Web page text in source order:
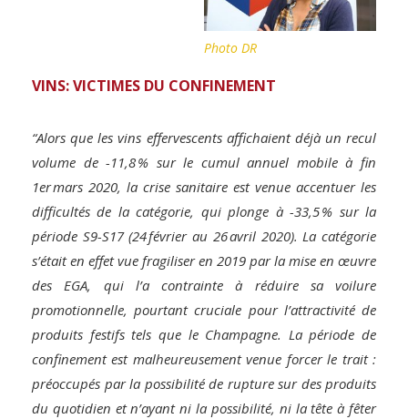
Photo DR
VINS: VICTIMES DU CONFINEMENT
“Alors que les vins effervescents affichaient déjà un recul
volume de -11,8 % sur le cumul annuel mobile à fin
1er mars 2020, la crise sanitaire est venue accentuer les
difficultés de la catégorie, qui plonge à -33,5 % sur la
période S9-S17 (24 février au 26 avril 2020). La catégorie
s’était en effet vue fragiliser en 2019 par la mise en œuvre
des EGA, qui l’a contrainte à réduire sa voilure
promotionnelle, pourtant cruciale pour l’attractivité de
produits festifs tels que le Champagne. La période de
confinement est malheureusement venue forcer le trait :
préoccupés par la possibilité de rupture sur des produits
du quotidien et n’ayant ni la possibilité, ni la tête à fêter